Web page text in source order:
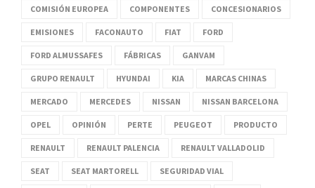
COMISIÓN EUROPEA COMPONENTES CONCESIONARIOS
EMISIONES FACONAUTO FIAT FORD
FORD ALMUSSAFES FÁBRICAS GANVAM
GRUPO RENAULT HYUNDAI KIA MARCAS CHINAS
MERCADO MERCEDES NISSAN NISSAN BARCELONA
OPEL OPINIÓN PERTE PEUGEOT PRODUCTO
RENAULT RENAULT PALENCIA RENAULT VALLADOLID
SEAT SEAT MARTORELL SEGURIDAD VIAL